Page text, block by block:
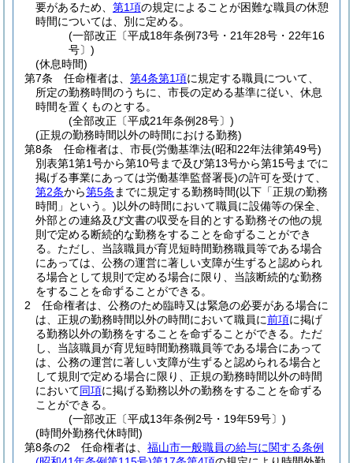
要があるため、 第1項の規定によることが困難な職員の休憩
時間については、別に定める。
(一部改正〔平成18年条例73号・21年28号・22年16
号〕)
(休息時間)
第7条
任命権者は、 第4条第1項に規定する職員について、
所定の勤務時間のうちに、市長の定める基準に従い、休息
時間を置くものとする。
(全部改正〔平成21年条例28号〕)
(正規の勤務時間以外の時間における勤務)
第8条
任命権者は、市長(労働基準法(昭和22年法律第49号)
別表第1第1号から第10号まで及び第13号から第15号までに
掲げる事業にあっては労働基準監督署長)の許可を受けて、
第2条から第5条 までに規定する勤務時間(以下「正規の勤務
時間」という。)以外の時間において職員に設備等の保全、
外部との連絡及び文書の収受を目的とする勤務その他の規
則で定める断続的な勤務をすることを命ずることができ
る。 ただし、当該職員が育児短時間勤務職員等である場合
にあっては、公務の運営に著しい支障が生ずると認められ
る場合として規則で定める場合に限り、当該断続的な勤務
をすることを命ずることができる。
2
任命権者は、公務のため臨時又は緊急の必要がある場合に
は、正規の勤務時間以外の時間において職員に前項に掲げ
る勤務以外の勤務をすることを命ずることができる。 ただ
し、当該職員が育児短時間勤務職員等である場合にあって
は、公務の運営に著しい支障が生ずると認められる場合と
して規則で定める場合に限り、正規の勤務時間以外の時間
において同項に掲げる勤務以外の勤務をすることを命ずる
ことができる。
(一部改正〔平成13年条例2号・19年59号〕)
(時間外勤務代休時間)
第8条の2
任命権者は、 福山市一般職員の給与に関する条例